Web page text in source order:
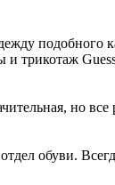
подобного
трикотаж
но
обуви.